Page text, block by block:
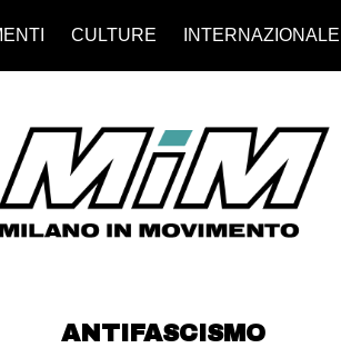
CULTURE INTERNAZIONALE
ANTIFASCISMO